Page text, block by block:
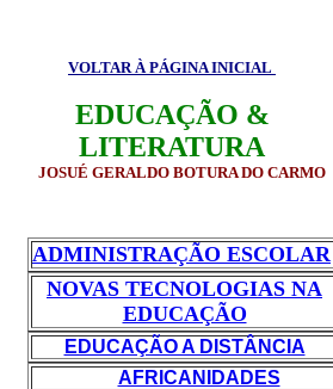
VOLTAR À PÁGINA INICIAL
EDUCAÇÃO &
LITERATURA
JOSUÉ GERALDO BOTURA DO CARMO
ADMINISTRAÇÃO ESCOLAR
NOVAS TECNOLOGIAS NA
EDUCAÇÃO
EDUCAÇÃO A DISTÂNCIA
AFRICANIDADES